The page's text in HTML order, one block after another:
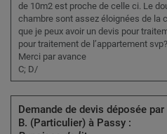
de 10m2 est proche de celle ci. Le
chambre sont assez éloignées de la
que je peux avoir un devis pour
pour traitement de l’appartement svp?
Merci par avance
C; D/
Demande de devis déposée par
B. (Particulier) à Passy :